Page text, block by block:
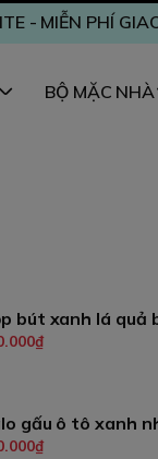
- MIỄN PHÍ
BỘ MẶC NHÀ
bút xanh lá quả
gấu ô tô xanh